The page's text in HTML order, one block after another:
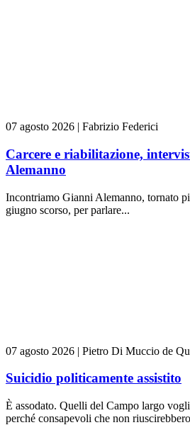
07 agosto 2026 | Fabrizio Federici
Carcere e riabilitazione,
Alemanno
Incontriamo Gianni Alemanno, tornato
giugno scorso, per parlare...
07 agosto 2026 | Pietro Di Muccio de
Suicidio politicamente assistito
È assodato. Quelli del Campo largo
perché consapevoli che non